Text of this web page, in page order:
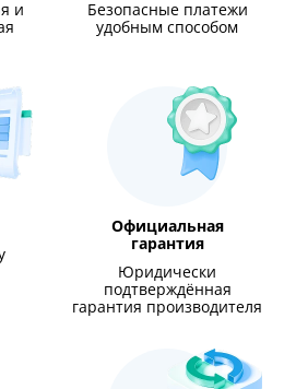
и
Безопасные платежи
удобным способом
Официальная
гарантия
Юридически
подтверждённая
гарантия производителя